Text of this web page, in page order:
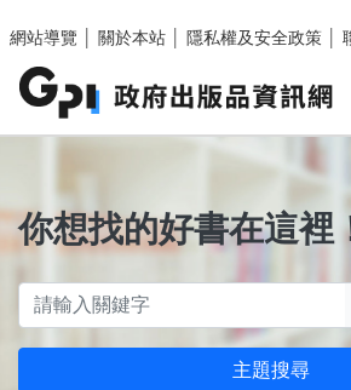
網站導覽
關於本站 隱私權及安全政策
你想找的好書在這裡
主題搜尋